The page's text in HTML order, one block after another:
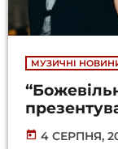
МУЗИЧНІ
today 4 СЕРПНЯ,